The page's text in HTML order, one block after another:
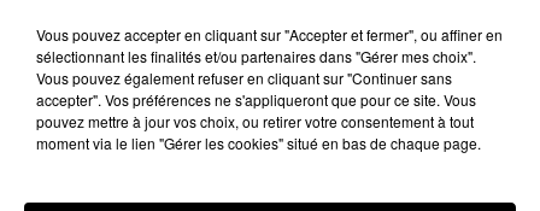
Une planque qui va rapidement se révéler payante
puisque, sur les coups de 22 h 10, un véhicule
s'approche de la culture. Un homme de 32 ans est
Castres.
Vous pouvez accepter en cliquant sur "Accepter et fermer", ou affiner en
sélectionnant les finalités et/ou partenaires dans "Gérer mes choix".
Vous pouvez également refuser en cliquant sur "Continuer sans
accepter". Vos préférences ne s'appliqueront que pour ce site. Vous
pouvez mettre à jour vos choix, ou retirer votre consentement à tout
moment via le lien "Gérer les cookies" situé en bas de chaque page.